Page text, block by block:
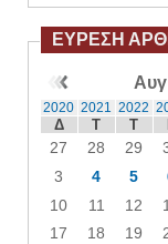
ΕΥΡΕΣΗ
2020 2021 2022
Δ Τ Τ
27 28 29
3
4 5
10
11 12
17
18 19